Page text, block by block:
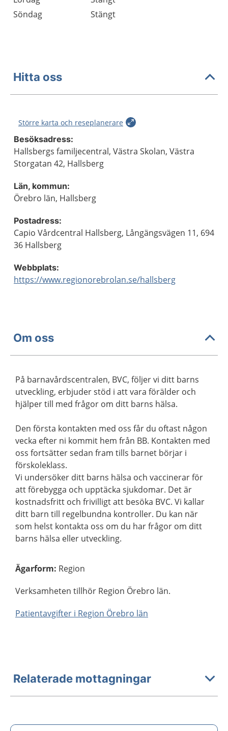
Söndag
Stängt
Hitta oss
Större karta och reseplanerare
Besöksadress:
Hallsbergs familjecentral, Västra Skolan, Västra
Storgatan 42, Hallsberg
Län, kommun:
Örebro län, Hallsberg
Postadress:
Capio Vårdcentral Hallsberg, Långängsvägen 11, 694
36 Hallsberg
Webbplats:
https://www.regionorebrolan.se/hallsberg
Om oss
På barnavårdscentralen, BVC, följer vi ditt barns
utveckling, erbjuder stöd i att vara förälder och
hjälper till med frågor om ditt barns hälsa.
Den första kontakten med oss får du oftast någon
vecka efter ni kommit hem från BB. Kontakten med
oss fortsätter sedan fram tills barnet börjar i
förskoleklass.
Vi undersöker ditt barns hälsa och vaccinerar för
att förebygga och upptäcka sjukdomar. Det är
kostnadsfritt och frivilligt att besöka BVC. Vi kallar
ditt barn till regelbundna kontroller. Du kan när
som helst kontakta oss om du har frågor om ditt
barns hälsa eller utveckling.
Ägarform: Region
Verksamheten tillhör Region Örebro län.
Patientavgifter i Region Örebro län
Relaterade mottagningar